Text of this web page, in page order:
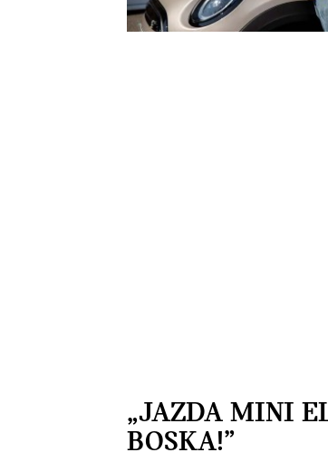
„JAZDA MINI
BOSKA!”